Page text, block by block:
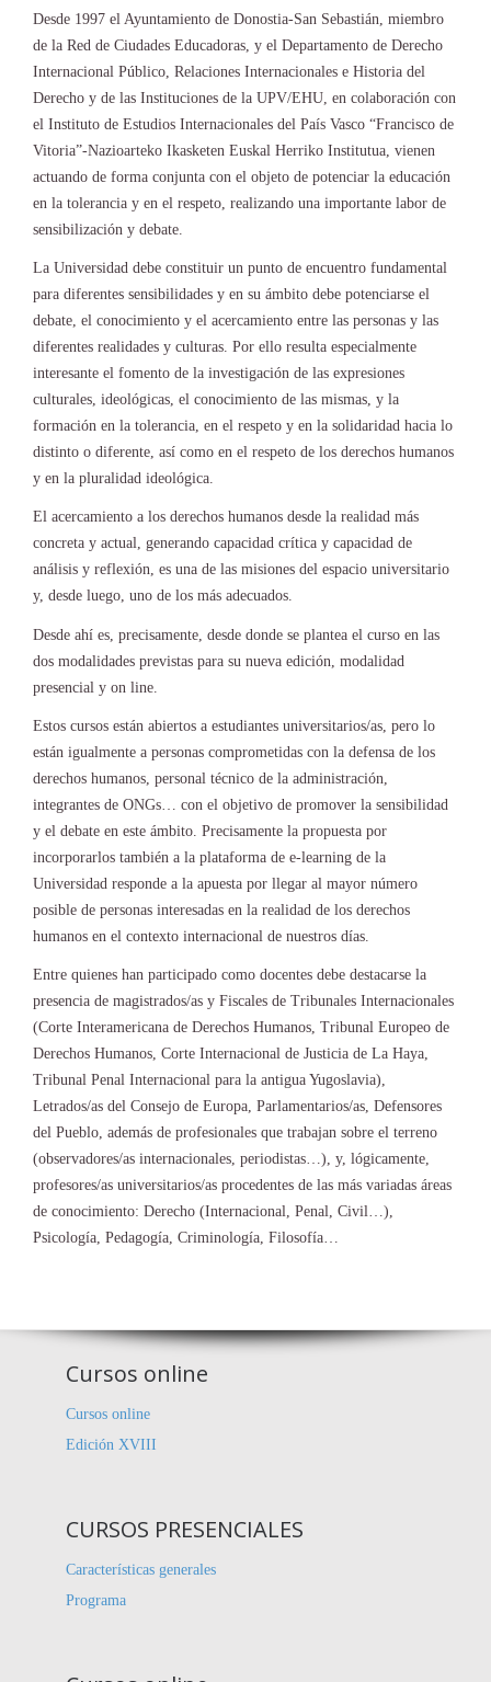
Desde 1997 el Ayuntamiento de Donostia-San Sebastián, miembro
de la Red de Ciudades Educadoras, y el Departamento de Derecho
Internacional Público, Relaciones Internacionales e Historia del
Derecho y de las Instituciones de la UPV/EHU, en colaboración con
el Instituto de Estudios Internacionales del País Vasco “Francisco de
Vitoria”-Nazioarteko Ikasketen Euskal Herriko Institutua, vienen
actuando de forma conjunta con el objeto de potenciar la educación
en la tolerancia y en el respeto, realizando una importante labor de
sensibilización y debate.
La Universidad debe constituir un punto de encuentro fundamental
para diferentes sensibilidades y en su ámbito debe potenciarse el
debate, el conocimiento y el acercamiento entre las personas y las
diferentes realidades y culturas. Por ello resulta especialmente
interesante el fomento de la investigación de las expresiones
culturales, ideológicas, el conocimiento de las mismas, y la
formación en la tolerancia, en el respeto y en la solidaridad hacia lo
distinto o diferente, así como en el respeto de los derechos humanos
y en la pluralidad ideológica.
El acercamiento a los derechos humanos desde la realidad más
concreta y actual, generando capacidad crítica y capacidad de
análisis y reflexión, es una de las misiones del espacio universitario
y, desde luego, uno de los más adecuados.
Desde ahí es, precisamente, desde donde se plantea el curso en las
dos modalidades previstas para su nueva edición, modalidad
presencial y on line.
Estos cursos están abiertos a estudiantes universitarios/as, pero lo
están igualmente a personas comprometidas con la defensa de los
derechos humanos, personal técnico de la administración,
integrantes de ONGs… con el objetivo de promover la sensibilidad
y el debate en este ámbito. Precisamente la propuesta por
incorporarlos también a la plataforma de e-learning de la
Universidad responde a la apuesta por llegar al mayor número
posible de personas interesadas en la realidad de los derechos
humanos en el contexto internacional de nuestros días.
Entre quienes han participado como docentes debe destacarse la
presencia de magistrados/as y Fiscales de Tribunales Internacionales
(Corte Interamericana de Derechos Humanos, Tribunal Europeo de
Derechos Humanos, Corte Internacional de Justicia de La Haya,
Tribunal Penal Internacional para la antigua Yugoslavia),
Letrados/as del Consejo de Europa, Parlamentarios/as, Defensores
del Pueblo, además de profesionales que trabajan sobre el terreno
(observadores/as internacionales, periodistas…), y, lógicamente,
profesores/as universitarios/as procedentes de las más variadas áreas
de conocimiento: Derecho (Internacional, Penal, Civil…),
Psicología, Pedagogía, Criminología, Filosofía…
Cursos online
Cursos online
Edición XVIII
CURSOS PRESENCIALES
Características generales
Programa